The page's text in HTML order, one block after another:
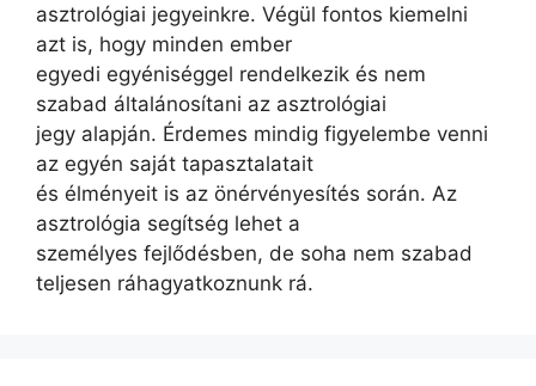
asztrológiai jegyeinkre. Végül fontos kiemelni
azt is, hogy minden ember
egyedi egyéniséggel rendelkezik és nem
szabad általánosítani az asztrológiai
jegy alapján. Érdemes mindig figyelembe venni
az egyén saját tapasztalatait
és élményeit is az önérvényesítés során. Az
asztrológia segítség lehet a
személyes fejlődésben, de soha nem szabad
teljesen ráhagyatkoznunk rá.